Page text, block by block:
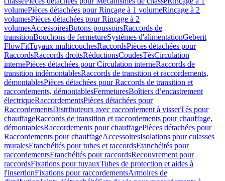
volumePièces détachées pour Rinçage à 1 volumeRinçage à 2
volumesPièces détachées pour Rinçage à 2
volumesAccessoiresButons-poussoirsRaccords de
transitionBouchons de fermetureSystèmes d'alimentationGeberit
FlowFitTuyaux multicouchesRaccordsPièces détachées pour
RaccordsRaccords droitsRéductionsCoudesTésCirculation
internePièces détachées pour Circulation interneRaccords de
transition indémontablesRaccords de transition et raccordements,
démontablesPièces détachées pour Raccords de transition et
raccordements, démontablesFermeturesBoîtiers d’encastrement
électriqueRaccordementsPièces détachées pour
RaccordementsDistributeurs avec raccordement à visserTés pour
chauffageRaccords de transition et raccordements pour chauffage,
démontablesRaccordements pour chauffagePièces détachées pour
Raccordements pour chauffageAccessoiresIsolations pour culasses
muralesEtanchéités pour tubes et raccordsEtanchéités pour
raccordementsEtanchéités pour raccordsRecouvrement pour
raccordsFixations pour tuyauxTubes de protection et aides à
l'insertionFixations pour raccordementsArmoires de